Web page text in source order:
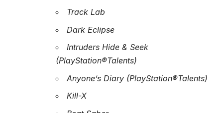
Track Lab
Dark Eclipse
Intruders Hide & Seek
(PlayStation®Talents)
Anyone’s Diary (PlayStation®Talents)
Kill-X